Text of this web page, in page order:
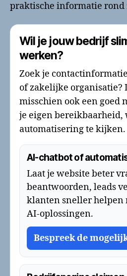
praktische informatie
Wil je jouw bedrijf
werken?
Zoek je
of zakelijke organisatie?
misschien ook een goed
je eigen bereikbaarheid,
automatisering te kijken.
AI-chatbot of
Laat je website beter
beantwoorden, leads
klanten sneller helpen
AI-oplossingen.
Bespreek de